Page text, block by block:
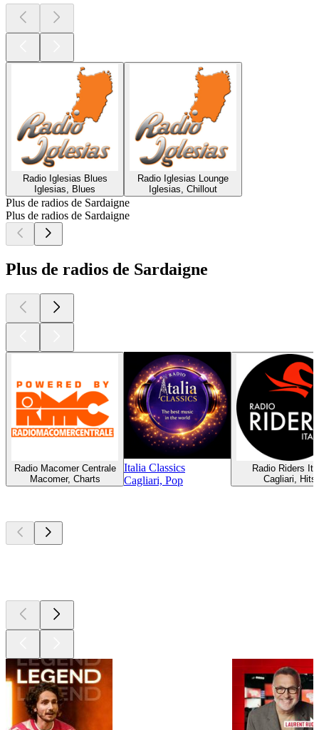
Radio Iglesias Blues
Iglesias, Blues
Radio Iglesias Lounge
Iglesias, Chillout
Plus de radios de Sardaigne
Plus de radios de Sardaigne
Plus de radios de Sardaigne
Radio Macomer Centrale
Macomer, Charts
Italia Classics
Cagliari, Pop
Radio Riders
Cagliari, Hits